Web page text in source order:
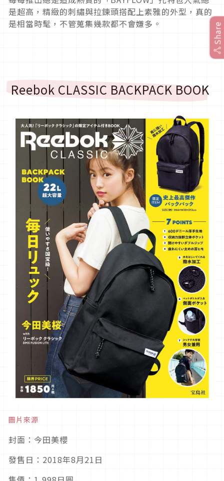
是超高，精緻的刺繡與拉鍊頭搭配上素雅的外型，真的
是相當時髦，不管蒐集幾款都不會嫌多。
Reebok CLASSIC BACKPACK BOOK
圖片來源
封面：今田美櫻
發售日：2018年8月21日
Share